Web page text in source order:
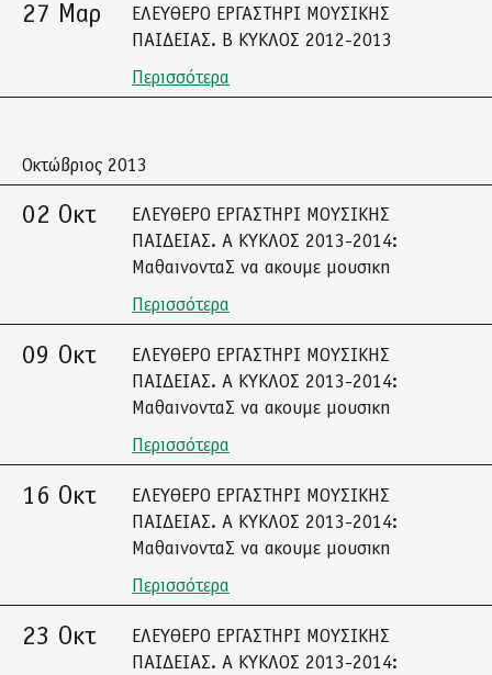
27 Μαρ
ΕΛΕΥΘΕΡΟ ΕΡΓΑΣΤΗΡΙ ΜΟΥΣΙΚΗΣ
ΠΑΙΔΕΙΑΣ. Β ΚΥΚΛΟΣ 2012-2013
Περισσότερα
Οκτώβριος 2013
02 Οκτ
ΕΛΕΥΘΕΡΟ ΕΡΓΑΣΤΗΡΙ ΜΟΥΣΙΚΗΣ
ΠΑΙΔΕΙΑΣ. Α ΚΥΚΛΟΣ 2013-2014:
ΜαθαινονταΣ να ακουμε μουσικη
Περισσότερα
09 Οκτ
ΕΛΕΥΘΕΡΟ ΕΡΓΑΣΤΗΡΙ ΜΟΥΣΙΚΗΣ
ΠΑΙΔΕΙΑΣ. Α ΚΥΚΛΟΣ 2013-2014:
ΜαθαινονταΣ να ακουμε μουσικη
Περισσότερα
16 Οκτ
ΕΛΕΥΘΕΡΟ ΕΡΓΑΣΤΗΡΙ ΜΟΥΣΙΚΗΣ
ΠΑΙΔΕΙΑΣ. Α ΚΥΚΛΟΣ 2013-2014:
ΜαθαινονταΣ να ακουμε μουσικη
Περισσότερα
23 Οκτ
ΕΛΕΥΘΕΡΟ ΕΡΓΑΣΤΗΡΙ ΜΟΥΣΙΚΗΣ
ΠΑΙΔΕΙΑΣ. Α ΚΥΚΛΟΣ 2013-2014: